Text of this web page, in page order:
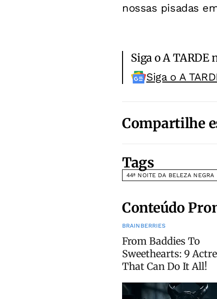
nossas pisadas
Siga o A TARDE
Siga o A
Compartilhe
Tags
44ª NOITE DA BELEZA NEGRA